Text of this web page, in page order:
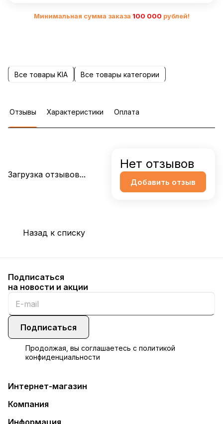
Минимальная сумма заказа 100 000 рублей!
Все товары KIA Все товары категории
Отзывы Характеристики Оплата
Загрузка отзывов...
Нет отзывов
Добавить отзыв
Назад к списку
Подписаться
на новости и акции
Подписаться
Продолжая, вы соглашаетесь с политикой
конфиденциальности
Интернет-магазин
Компания
Информация